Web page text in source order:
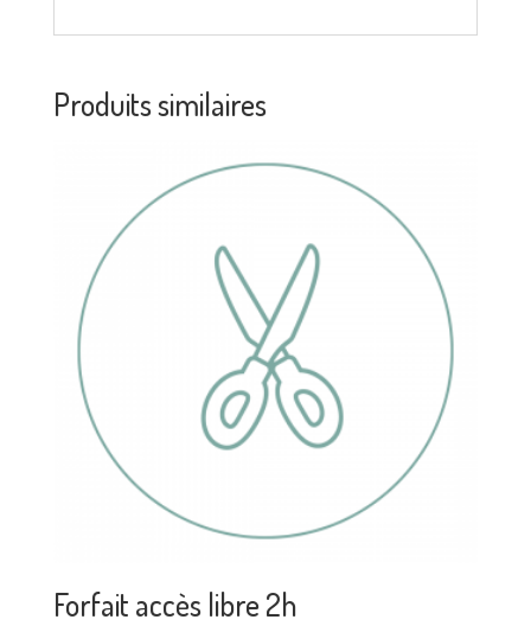
Produits similaires
Forfait accès libre 2h